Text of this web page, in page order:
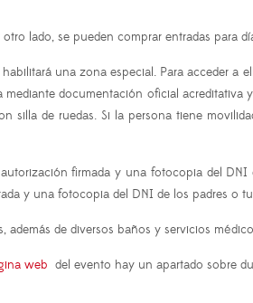
lado, se pueden comprar entradas para
una zona especial. Para acceder a
documentación oficial
silla de ruedas. Si la persona tiene
firmada y una fotocopia del
y una fotocopia del DNI de los padres o
de diversos baños y servicios
web del evento hay un apartado sobre